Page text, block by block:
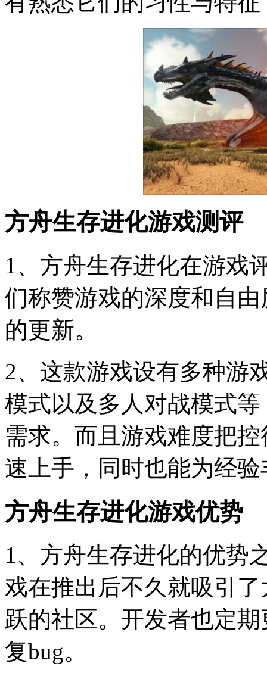
方舟生存进化游戏测评
1、方舟生存进化在游戏
们称赞游戏的深度和自
的更新。
2、这款游戏设有多种游
模式以及多人对战模式
需求。而且游戏难度把
速上手，同时也能为经
方舟生存进化游戏优势
1、方舟生存进化的优势
戏在推出后不久就吸引
跃的社区。开发者也定
复bug。